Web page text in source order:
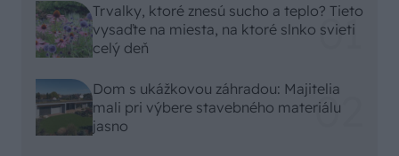
Trvalky, ktoré znesú sucho a teplo? Tieto
vysaďte na miesta, na ktoré slnko svieti
celý deň
Dom s ukážkovou záhradou: Majitelia
mali pri výbere stavebného materiálu
jasno